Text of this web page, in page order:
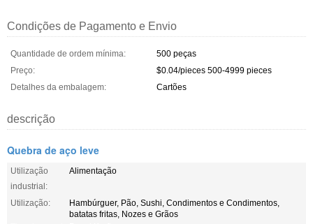
Condições de Pagamento e Envio
Quantidade de ordem mínima:
500 peças
Preço:
$0.04/pieces 500-4999 pieces
Detalhes da embalagem:
Cartões
descrição
Quebra de aço leve
Utilização
industrial:
Alimentação
Utilização:
Hambúrguer, Pão, Sushi, Condimentos e Condimentos,
batatas fritas, Nozes e Grãos